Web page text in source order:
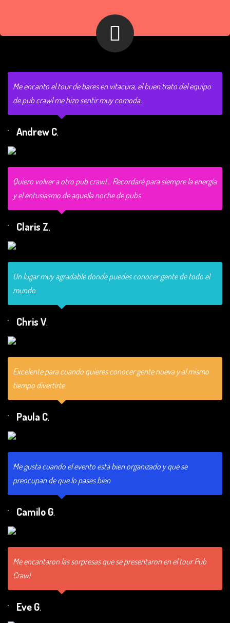
Me encanto el tour de bares en vitacura, el buen trato del equipo
de pub crawl me hizo sentir muy comoda.
Andrew C,
Quiero volver a otro pub crawl… Recordaré para siempre la energía
y el entusiasmo de aquella noche de pubs
Claris Z,
Un lugar muy agradable donde puedes conocer gente de todo el
mundo.
Chris V,
Excelente para cuando quieres conocer gente nueva y al mismo
tiempo divertirte
Paula C,
Me gusta cuando el evento está bien organizado y que se
preocupan de que lo pases bien
Camilo G,
Me encantaron las sorpresas que se presentaron en el tour Pub
Crawl
Eve G,